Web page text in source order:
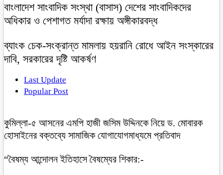
বাংলাদেশ সাংবাদিক সংস্থা (বাসাস) দেশের সাংবাদিকদের
অধিকার ও পেশাগত মর্যাদা রক্ষায় অঙ্গীকারবদ্ধ
ব্যাংক চেক-সংক্রান্ত মামলায় হয়রানি রোধে আইন সংস্কারের
দাবি, সরকারের দৃষ্টি আকর্ষণ
Last Update
Popular Post
কুমিল্লা-৫ আসনের এমপি হাজী জসিম উদ্দিনকে নিয়ে ড. মোবারক
হোসাইনের বক্তব্যে সামাজিক যোগাযোগমাধ্যমে প্রতিবাদ
“বৈষম্য আন্দোলন ইতিহাসে বৈষম্যের শিকার:-